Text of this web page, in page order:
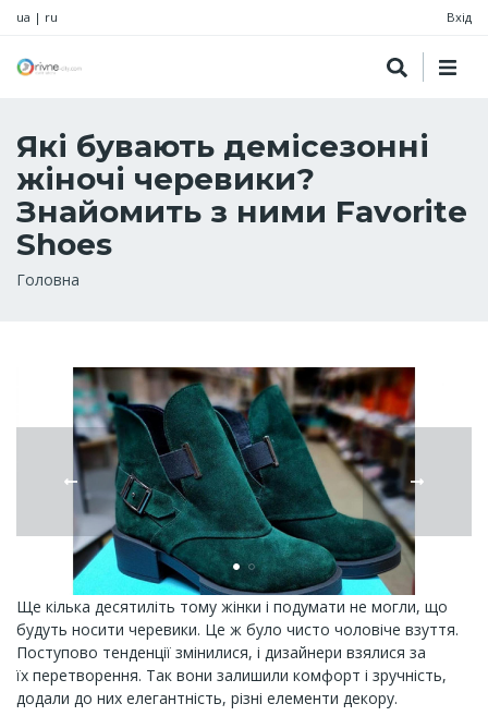
ua | ru Вхід
Які бувають демісезонні
жіночі черевики?
Знайомить з ними Favorite
Shoes
Рядок
Головна
Ще кілька десятиліть тому жінки і подумати не могли, що
будуть носити черевики. Це ж було чисто чоловіче взуття.
Поступово тенденції змінилися, і дизайнери взялися за
їх перетворення. Так вони залишили комфорт і зручність,
додали до них елегантність, різні елементи декору.